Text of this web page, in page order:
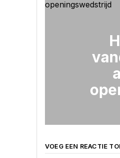
VOEG EEN REACTIE